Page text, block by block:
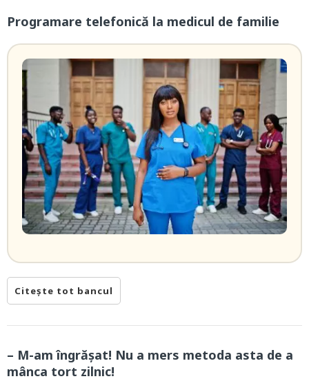
Programare telefonică la medicul de familie
Citește tot bancul
– M-am îngrășat! Nu a mers metoda asta de a
mânca tort zilnic!